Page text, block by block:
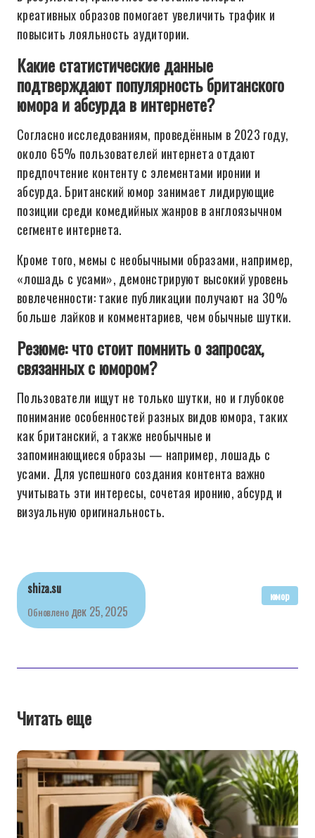
креативных образов помогает увеличить трафик и
повысить лояльность аудитории.
Какие статистические данные
подтверждают популярность британского
юмора и абсурда в интернете?
Согласно исследованиям, проведённым в 2023 году,
около 65% пользователей интернета отдают
предпочтение контенту с элементами иронии и
абсурда. Британский юмор занимает лидирующие
позиции среди комедийных жанров в англоязычном
сегменте интернета.
Кроме того, мемы с необычными образами, например,
«лошадь с усами», демонстрируют высокий уровень
вовлеченности: такие публикации получают на 30%
больше лайков и комментариев, чем обычные шутки.
Резюме: что стоит помнить о запросах,
связанных с юмором?
Пользователи ищут не только шутки, но и глубокое
понимание особенностей разных видов юмора, таких
как британский, а также необычные и
запоминающиеся образы — например, лошадь с
усами. Для успешного создания контента важно
учитывать эти интересы, сочетая иронию, абсурд и
визуальную оригинальность.
shiza.su
Обновлено дек 25, 2025
юмор
Читать еще